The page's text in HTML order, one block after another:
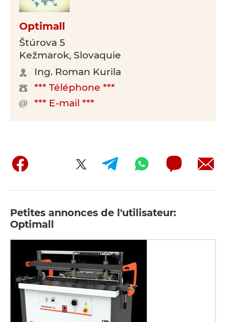
Optimall
Štúrova 5
Kežmarok, Slovaquie
Ing. Roman Kurila
*** Téléphone ***
*** E-mail ***
Petites annonces de l'utilisateur:
Optimall